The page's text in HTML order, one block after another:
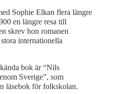
Sophie Elkan flera längre
en längre resa till
skrev hon romanen
internationella
bok är “Nils
Sverige”, som
läsebok för folkskolan.